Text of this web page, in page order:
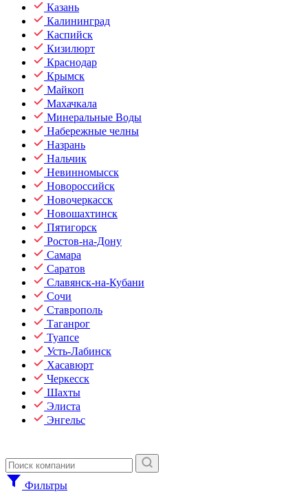
Казань
Калининград
Каспийск
Кизилюрт
Краснодар
Крымск
Майкоп
Махачкала
Минеральные Воды
Набережные челны
Назрань
Нальчик
Невинномысск
Новороссийск
Новочеркасск
Новошахтинск
Пятигорск
Ростов-на-Дону
Самара
Саратов
Славянск-на-Кубани
Сочи
Ставрополь
Таганрог
Туапсе
Усть-Лабинск
Хасавюрт
Черкесск
Шахты
Элиста
Энгельс
Фильтры